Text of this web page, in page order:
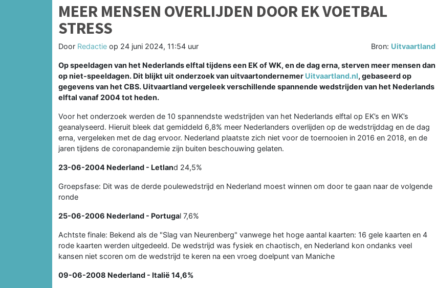
MEER MENSEN OVERLIJDEN DOOR EK VOETBAL
STRESS
Door Redactie op 24 juni 2024, 11:54 uur Bron: Uitvaartland
Op speeldagen van het Nederlands elftal tijdens een EK of WK, en de dag erna, sterven meer mensen dan
op niet-speeldagen. Dit blijkt uit onderzoek van uitvaartondernemer Uitvaartland.nl, gebaseerd op
gegevens van het CBS. Uitvaartland vergeleek verschillende spannende wedstrijden van het Nederlands
elftal vanaf 2004 tot heden.
Voor het onderzoek werden de 10 spannendste wedstrijden van het Nederlands elftal op EK’s en WK’s
geanalyseerd. Hieruit bleek dat gemiddeld 6,8% meer Nederlanders overlijden op de wedstrijddag en de dag
erna, vergeleken met de dag ervoor. Nederland plaatste zich niet voor de toernooien in 2016 en 2018, en de
jaren tijdens de coronapandemie zijn buiten beschouwing gelaten.
23-06-2004 Nederland - Letland 24,5%
Groepsfase: Dit was de derde poulewedstrijd en Nederland moest winnen om door te gaan naar de volgende
ronde
25-06-2006 Nederland - Portugal 7,6%
Achtste finale: Bekend als de "Slag van Neurenberg" vanwege het hoge aantal kaarten: 16 gele kaarten en 4
rode kaarten werden uitgedeeld. De wedstrijd was fysiek en chaotisch, en Nederland kon ondanks veel
kansen niet scoren om de wedstrijd te keren na een vroeg doelpunt van Maniche
09-06-2008 Nederland - Italië 14,6%